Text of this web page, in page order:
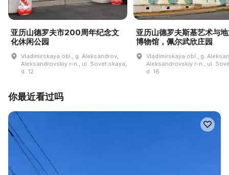
亚历山德罗夫市200周年纪念文
化休闲公园
Vladimirskaya obl., g. Aleksandrov,
Aleksandrovskiy r-n., ul. Sovet·skaya,
d. 12
亚历山德罗夫斯基艺术与
博物馆，佩尔武欣庄园
Vladimirskaya obl., g.
Aleksandrovskiy r-n., ul.
d. 16
你最近看过吗